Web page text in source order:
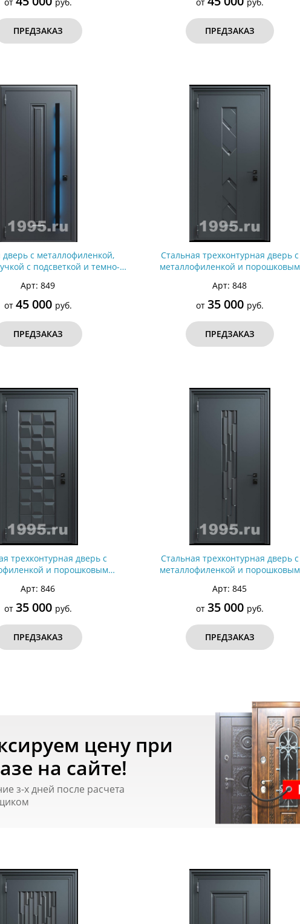
ПРЕДЗАКАЗ ПРЕДЗАКАЗ
дверь с металлофиленкой,
с подсветкой и темно-
7021 (тип №1)
Арт: 849
от 45 000 руб.
ПРЕДЗАКАЗ
Стальная трехконтурная дверь с
металлофиленкой и порошковым
Арт: 848
от 35 000 руб.
ПРЕДЗАКАЗ
трехконтурная дверь с
и порошковым
Арт: 846
от 35 000 руб.
ПРЕДЗАКАЗ
Стальная трехконтурная дверь с
металлофиленкой и порошковым
Арт: 845
от 35 000 руб.
ПРЕДЗАКАЗ
цену при
на сайте!
з-х дней после расчета